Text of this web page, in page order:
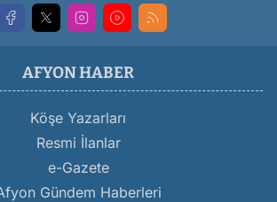
AFYON HABER
Köşe Yazarları
Resmi İlanlar
e-Gazete
Gündem Haberleri